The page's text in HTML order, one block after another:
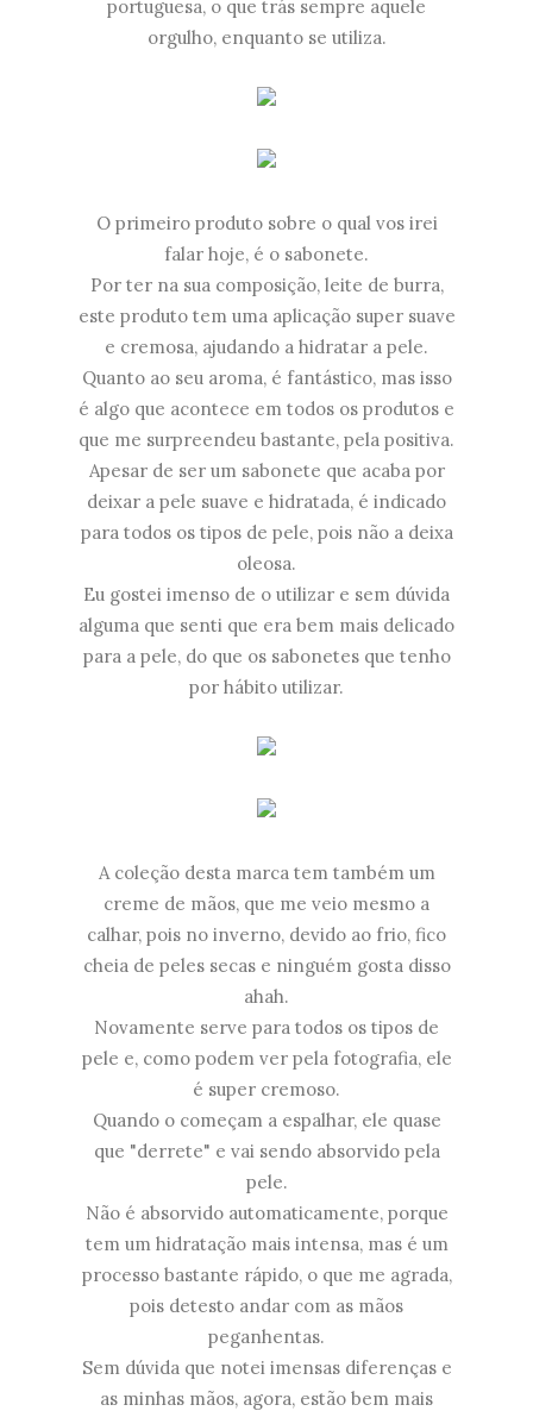
portuguesa, o que trás sempre aquele
orgulho, enquanto se utiliza.
O primeiro produto sobre o qual vos irei
falar hoje, é o sabonete.
Por ter na sua composição, leite de burra,
este produto tem uma aplicação super suave
e cremosa, ajudando a hidratar a pele.
Quanto ao seu aroma, é fantástico, mas isso
é algo que acontece em todos os produtos e
que me surpreendeu bastante, pela positiva.
Apesar de ser um sabonete que acaba por
deixar a pele suave e hidratada, é indicado
para todos os tipos de pele, pois não a deixa
oleosa.
Eu gostei imenso de o utilizar e sem dúvida
alguma que senti que era bem mais delicado
para a pele, do que os sabonetes que tenho
por hábito utilizar.
A coleção desta marca tem também um
creme de mãos, que me veio mesmo a
calhar, pois no inverno, devido ao frio, fico
cheia de peles secas e ninguém gosta disso
ahah.
Novamente serve para todos os tipos de
pele e, como podem ver pela fotografia, ele
é super cremoso.
Quando o começam a espalhar, ele quase
que "derrete" e vai sendo absorvido pela
pele.
Não é absorvido automaticamente, porque
tem um hidratação mais intensa, mas é um
processo bastante rápido, o que me agrada,
pois detesto andar com as mãos
peganhentas.
Sem dúvida que notei imensas diferenças e
as minhas mãos, agora, estão bem mais